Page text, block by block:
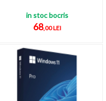
in stoc bocris
68,00 LEI